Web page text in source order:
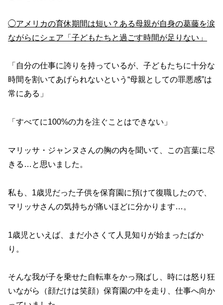
◯アメリカの育休期間は短い？ある母親が自身の葛藤を涙
ながらにシェア「子どもたちと過ごす時間が足りない」
「自分の仕事に誇りを持っているが、子どもたちに十分な
時間を割いてあげられないという“母親としての罪悪感”は
常にある」
「すべてに100%の力を注ぐことはできない」
マリッサ・ジャンヌさんの胸の内を聞いて、この言葉に尽
きる…と思いました。
私も、1歳児だった子供を保育園に預けて復職したので、
マリッサさんの気持ちが痛いほどに分かります…。
1歳児といえば、まだ小さくて人見知りが始まったばか
り。
そんな我が子を乗せた自転車をかっ飛ばし、時には怒り狂
いながら（顔だけは笑顔）保育園の中を走り、仕事へ向か